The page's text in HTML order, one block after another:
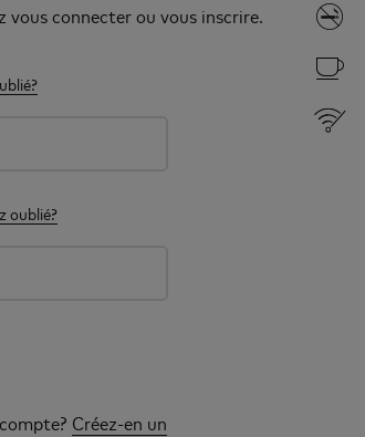
connecter ou vous inscrire.
oublié?
Créez-en un